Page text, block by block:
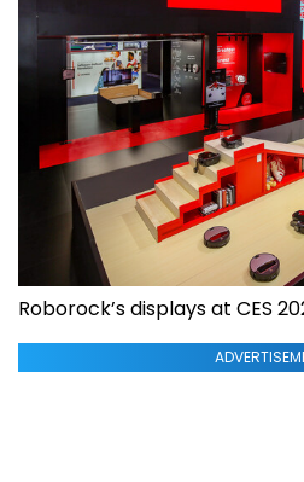
Roborock’s displays at CES